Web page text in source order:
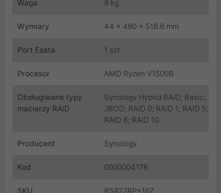
Waga 8 kg
Wymiary 44 x 480 x 518.6 mm
Port Esata 1 szt.
Procesor AMD Ryzen V1500B
Obsługiwane typy
macierzy RAID
Synology Hybrid RAID; Basic;
JBOD; RAID 0; RAID 1; RAID 5;
RAID 6; RAID 10
Producent Synology
Kod 0000004176
SKU RS822RP+16Z